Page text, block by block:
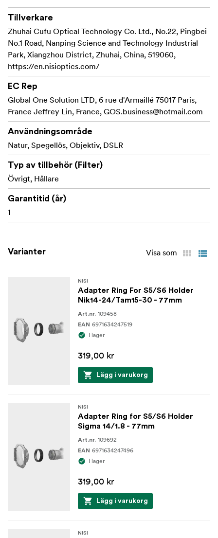
Tillverkare
Zhuhai Cufu Optical Technology Co. Ltd., No.22, Pingbei
No.1 Road, Nanping Science and Technology Industrial
Park, Xiangzhou District, Zhuhai, China, 519060,
https://en.nisioptics.com/
EC Rep
Global One Solution LTD, 6 rue d'Armaillé 75017 Paris,
France Jeffrey Lin, France, GOS.business@hotmail.com
Användningsområde
Natur, Spegellös, Objektiv, DSLR
Typ av tillbehör (Filter)
Övrigt, Hållare
Garantitid (år)
1
Varianter Visa som
NISI
Adapter Ring For S5/S6 Holder
Nik14-24/Tam15-30 - 77mm
Art.nr. 109458
EAN 6971634247519
I lager
319,00 kr
Lägg i varukorg
NISI
Adapter Ring for S5/S6 Holder
Sigma 14/1.8 - 77mm
Art.nr. 109692
EAN 6971634247496
I lager
319,00 kr
Lägg i varukorg
NISI